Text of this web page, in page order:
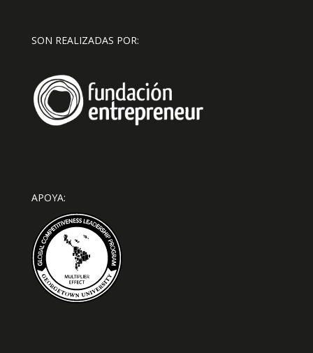
SON REALIZADAS POR:
APOYA: